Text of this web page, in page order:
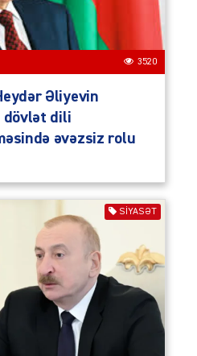
3520
Əliyevin
dövlət dili
əvəzsiz rolu
SIYASƏT